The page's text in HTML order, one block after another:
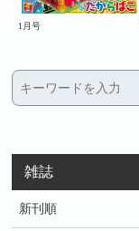
1月号
雑誌
新刊順